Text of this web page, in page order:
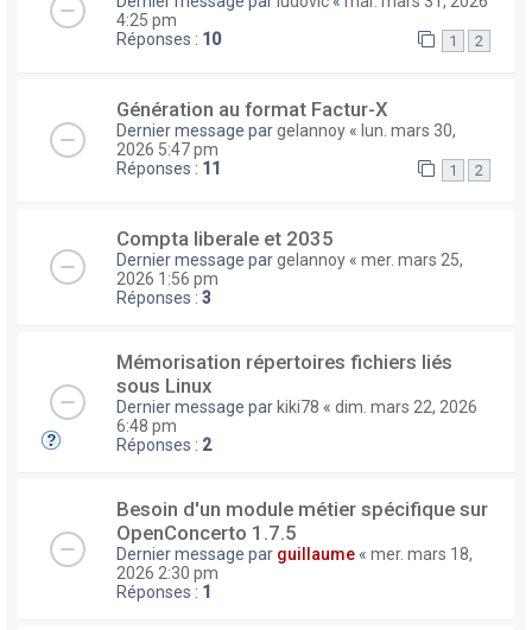
4:25 pm
Réponses : 10 1 2
Génération au format Factur-X
Dernier message pargelannoy « lun. mars 30,
2026 5:47 pm
Réponses : 11 1 2
Compta liberale et 2035
Dernier message pargelannoy « mer. mars 25,
2026 1:56 pm
Réponses : 3
Mémorisation répertoires fichiers liés
sous Linux
Dernier message par kiki78 « dim. mars 22, 2026
6:48 pm
Réponses : 2
Besoin d'un module métier spécifique sur
OpenConcerto 1.7.5
Dernier message par guillaume « mer. mars 18,
2026 2:30 pm
Réponses : 1